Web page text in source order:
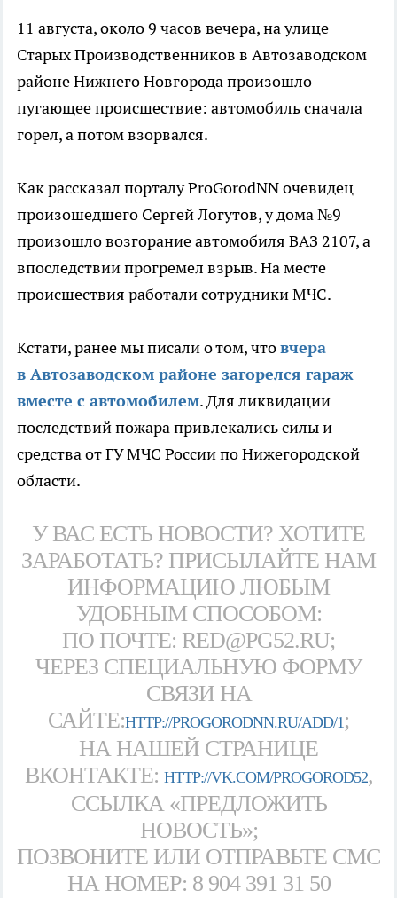
11 августа, около 9 часов вечера, на улице
Старых Производственников в Автозаводском
районе Нижнего Новгорода произошло
пугающее происшествие: автомобиль сначала
горел, а потом взорвался.
Как рассказал порталу ProGorodNN очевидец
произошедшего Сергей Логутов, у дома №9
произошло возгорание автомобиля ВАЗ 2107, а
впоследствии прогремел взрыв. На месте
происшествия работали сотрудники МЧС.
Кстати, ранее мы писали о том, чтовчера
в Автозаводском районе загорелся гараж
вместе с автомобилем. Для ликвидации
последствий пожара привлекались силы и
средства от ГУ МЧС России по Нижегородской
области.
У ВАС ЕСТЬ НОВОСТИ? ХОТИТЕ
ЗАРАБОТАТЬ? ПРИСЫЛАЙТЕ НАМ
ИНФОРМАЦИЮ ЛЮБЫМ
УДОБНЫМ СПОСОБОМ:
ПО ПОЧТЕ: RED@PG52.RU;
ЧЕРЕЗ СПЕЦИАЛЬНУЮ ФОРМУ
СВЯЗИ НА
САЙТЕ:HTTP://PROGORODNN.RU/ADD/1;
НА НАШЕЙ СТРАНИЦЕ
ВКОНТАКТЕ: HTTP://VK.COM/PROGOROD52,
ССЫЛКА «ПРЕДЛОЖИТЬ
НОВОСТЬ»;
ПОЗВОНИТЕ ИЛИ ОТПРАВЬТЕ СМС
НА НОМЕР: 8 904 391 31 50